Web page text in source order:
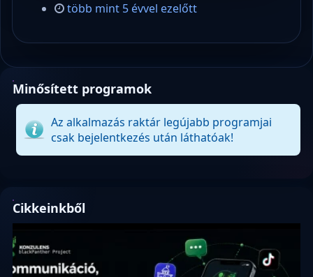
több mint 5 évvel ezelőtt
Minősített programok
Az alkalmazás raktár legújabb programjai
csak bejelentkezés után láthatóak!
Cikkeinkből